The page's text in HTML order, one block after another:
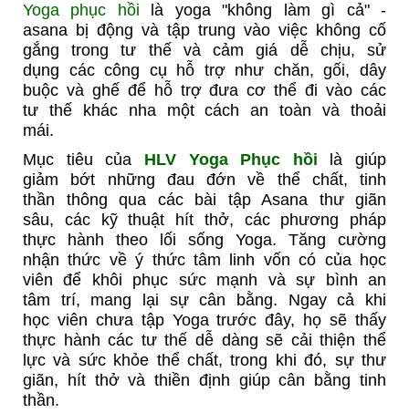
Yoga phục hồi là yoga "không làm gì cả" -
asana bị động và tập trung vào việc không cố
gắng trong tư thế và cảm giá dễ chịu, sử
dụng các công cụ hỗ trợ như chăn, gối, dây
buộc và ghế để hỗ trợ đưa cơ thể đi vào các
tư thế khác nha một cách an toàn và thoải
mái.
Mục tiêu của HLV Yoga Phục hồi là giúp
giảm bớt những đau đớn về thể chất, tinh
thần thông qua các bài tập Asana thư giãn
sâu, các kỹ thuật hít thở, các phương pháp
thực hành theo lối sống Yoga. Tăng cường
nhận thức về ý thức tâm linh vốn có của học
viên để khôi phục sức mạnh và sự bình an
tâm trí, mang lại sự cân bằng. Ngay cả khi
học viên chưa tập Yoga trước đây, họ sẽ thấy
thực hành các tư thế dễ dàng sẽ cải thiện thể
lực và sức khỏe thể chất, trong khi đó, sự thư
giãn, hít thở và thiền định giúp cân bằng tinh
thần.